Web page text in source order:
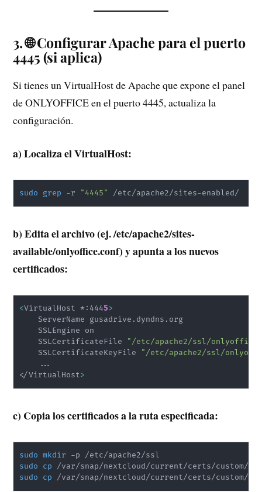
3. 🌐 Configurar Apache para el puerto
4445 (si aplica)
Si tienes un VirtualHost de Apache que expone el panel
de ONLYOFFICE en el puerto 4445, actualiza la
configuración.
a) Localiza el VirtualHost:
sudo grep -r "4445" /etc/apache2/sites-enabled/
b) Edita el archivo (ej. /etc/apache2/sites-
available/onlyoffice.conf) y apunta a los nuevos
certificados:
<VirtualHost *:4445>
    ServerName gusadrive.dyndns.org
    SSLEngine on
    SSLCertificateFile
"/etc/apache2/ssl/
    SSLCertificateKeyFile
"/etc/apache2/ssl/
..
</VirtualHost>
c) Copia los certificados a la ruta especificada:
sudo mkdir
sudo
cp
sudo
cp /var/snap/nextcloud/current/certs/custom/